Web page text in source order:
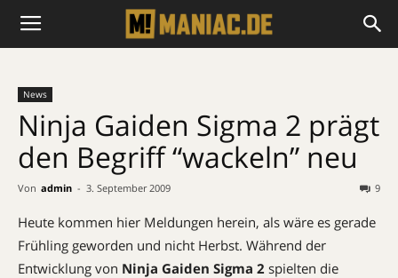
News
Ninja Gaiden Sigma 2 prägt
den Begriff “wackeln” neu
Von admin - 3. September 2009 9
Heute kommen hier Meldungen herein, als wäre es gerade
Frühling geworden und nicht Herbst. Während der
Entwicklung von Ninja Gaiden Sigma 2 spielten die